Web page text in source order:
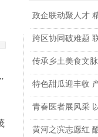
政企联动聚人才
跨区协同破难题
传承乡土美食文
特色甜瓜迎丰收
青春医者展风采
黄河之滨志愿红